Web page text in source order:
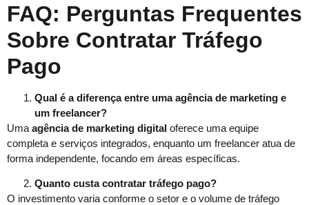
FAQ: Perguntas Frequentes
Sobre Contratar Tráfego
Pago
Qual é a diferença entre uma agência de marketing e
um freelancer?
Uma agência de marketing digital oferece uma equipe
completa e serviços integrados, enquanto um freelancer atua de
forma independente, focando em áreas específicas.
Quanto custa contratar tráfego pago?
O investimento varia conforme o setor e o volume de tráfego